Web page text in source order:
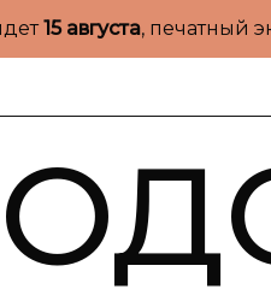
15 августа, печатный